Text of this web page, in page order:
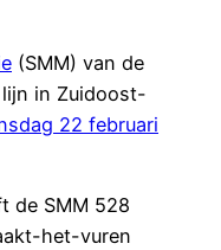
(SMM) van de
in Zuidoost-
22 februari
de SMM 528
het-vuren